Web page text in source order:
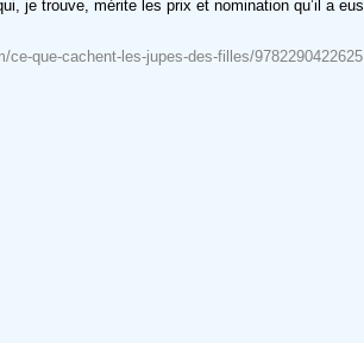
je trouve, mérite les prix et nomination qu’il a eus.
ce-que-cachent-les-jupes-des-filles/9782290422625